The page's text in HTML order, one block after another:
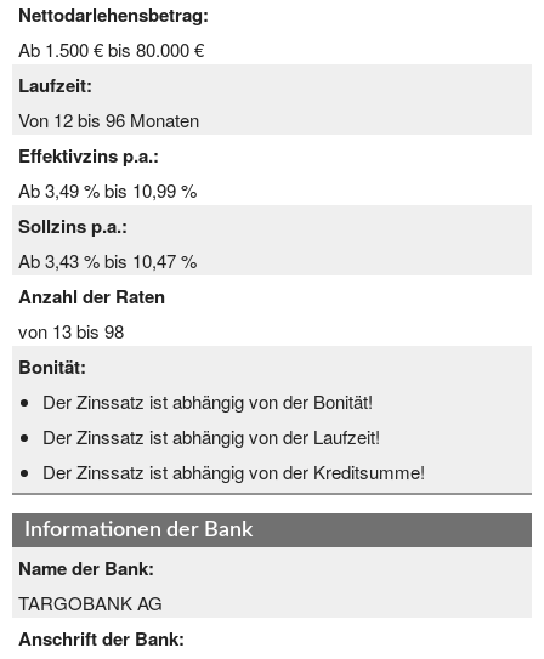
Nettodarlehensbetrag:
Ab 1.500 € bis 80.000 €
Laufzeit:
Von 12 bis 96 Monaten
Effektivzins p.a.:
Ab 3,49 % bis 10,99 %
Sollzins p.a.:
Ab 3,43 % bis 10,47 %
Anzahl der Raten
von 13 bis 98
Bonität:
Der Zinssatz ist abhängig von der Bonität!
Der Zinssatz ist abhängig von der Laufzeit!
Der Zinssatz ist abhängig von der Kreditsumme!
Informationen der Bank
Name der Bank:
TARGOBANK AG
Anschrift der Bank: